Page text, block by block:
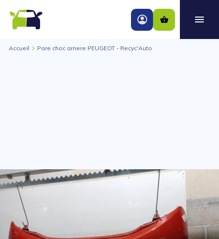
Accueil Pare choc arriere PEUGEOT - Recyc'Auto